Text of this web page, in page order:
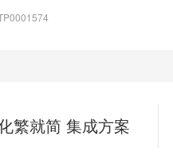
繁就简 集成方案